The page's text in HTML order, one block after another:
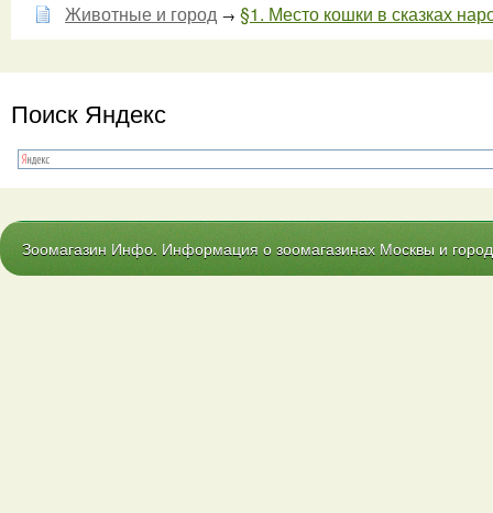
Животные и город → §1. Место кошки в сказках
Поиск Яндекс
Зоомагазин Инфо. Информация о зоомагазинах Москвы и